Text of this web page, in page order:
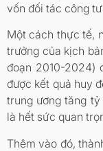
vốn đối tác công
Một cách thực tế,
trưởng của kịch
đoạn 2010-
được kết quả huy
trung ương tăng
là hết sức quan
Thêm vào đó,